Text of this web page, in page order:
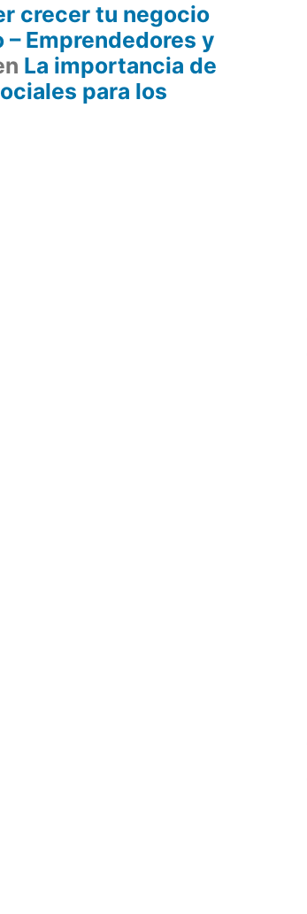
crecer tu negocio
– Emprendedores y
La importancia de
para los